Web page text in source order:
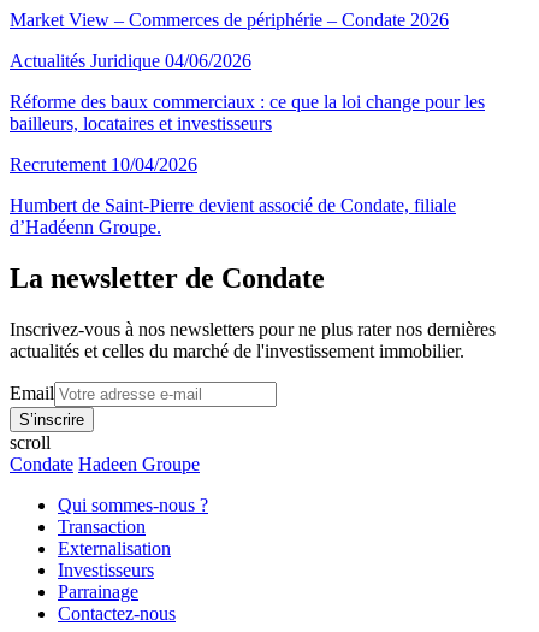
Market View – Commerces de périphérie – Condate 2026
Actualités Juridique 04/06/2026
Réforme des baux commerciaux : ce que la loi change pour les
bailleurs, locataires et investisseurs
Recrutement 10/04/2026
Humbert de Saint-Pierre devient associé de Condate, filiale
d’Hadéenn Groupe.
La newsletter de Condate
Inscrivez-vous à nos newsletters pour ne plus rater nos dernières
actualités et celles du marché de l'investissement immobilier.
Email
scroll
Condate Hadeen Groupe
Qui sommes-nous ?
Transaction
Externalisation
Investisseurs
Parrainage
Contactez-nous